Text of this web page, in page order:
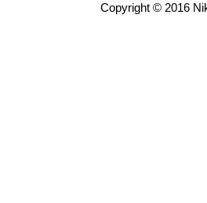
Copyright © 2016